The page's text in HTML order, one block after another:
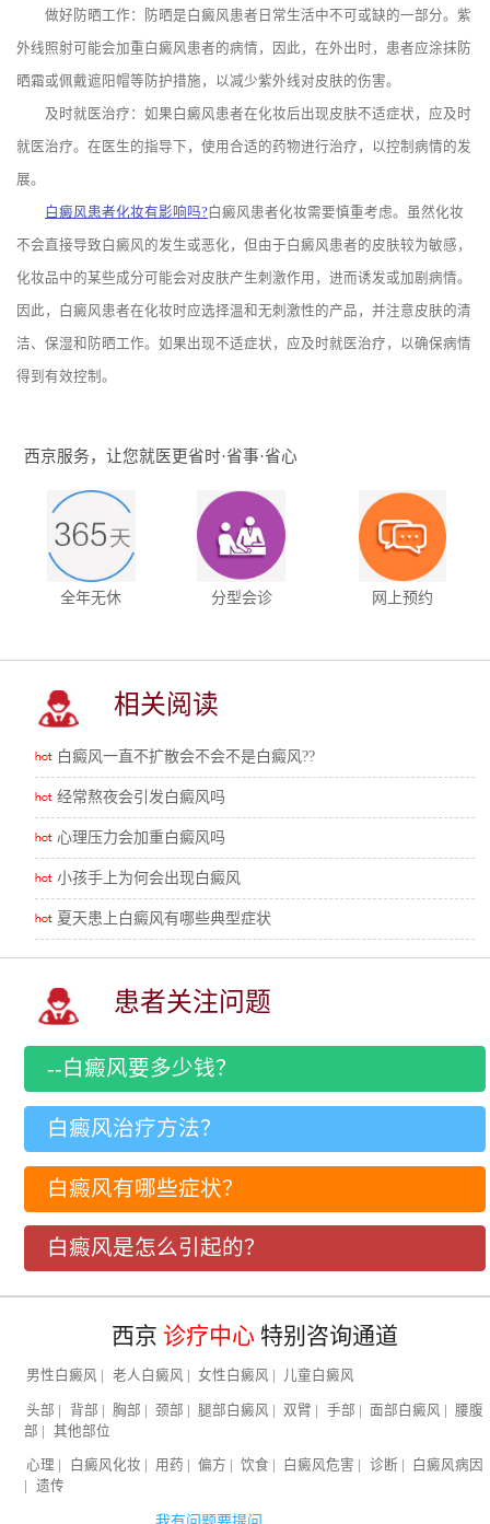
做好防晒工作：防晒是白癜风患者日常生活中不可或缺的一部分。紫
外线照射可能会加重白癜风患者的病情，因此，在外出时，患者应涂抹防
晒霜或佩戴遮阳帽等防护措施，以减少紫外线对皮肤的伤害。
及时就医治疗：如果白癜风患者在化妆后出现皮肤不适症状，应及时
就医治疗。在医生的指导下，使用合适的药物进行治疗，以控制病情的发
展。
白癜风患者化妆有影响吗?白癜风患者化妆需要慎重考虑。虽然化妆
不会直接导致白癜风的发生或恶化，但由于白癜风患者的皮肤较为敏感，
化妆品中的某些成分可能会对皮肤产生刺激作用，进而诱发或加剧病情。
因此，白癜风患者在化妆时应选择温和无刺激性的产品，并注意皮肤的清
洁、保湿和防晒工作。如果出现不适症状，应及时就医治疗，以确保病情
得到有效控制。
西京服务，让您就医更省时·省事·省心
全年无休 分型会诊 网上预约
相关阅读
白癜风一直不扩散会不会不是白癜风??
经常熬夜会引发白癜风吗
心理压力会加重白癜风吗
小孩手上为何会出现白癜风
夏天患上白癜风有哪些典型症状
患者关注问题
--白癜风要多少钱？
白癜风治疗方法？
白癜风有哪些症状？
白癜风是怎么引起的？
西京 诊疗中心 特别咨询通道
男性白癜风 老人白癜风 女性白癜风 儿童白癜风
头部 | 背部 | 胸部 | 颈部 | 腿部白癜风 | 双臂 | 手部 | 面部白癜风 | 腰腹
部 | 其他部位
心理 白癜风化妆 用药 偏方 饮食 白癜风危害 诊断
白癜风病因
遗传